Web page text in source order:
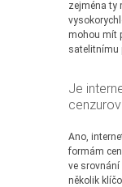
zejména ty
mohou mít
satelitnímu
Je
Ano,
formám
ve
několik